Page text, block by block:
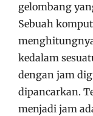
gelombang
Sebuah
kedalam
dengan jam
dipancarkan.
menjadi jam